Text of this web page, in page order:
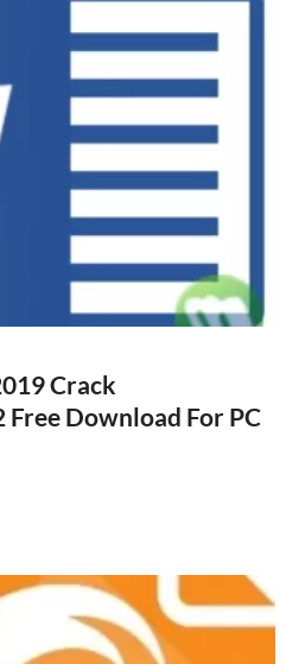
Crack
Free Download For PC